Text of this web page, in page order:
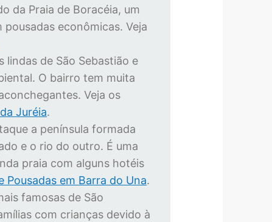
da Praia de Boracéia, um
econômicas. Veja
lindas de São Sebastião e
O bairro tem muita
Veja os
Juréia.
a península formada
e o rio do outro. É uma
praia com alguns hotéis
Pousadas em Barra do Una.
famosas de São
com crianças devido à